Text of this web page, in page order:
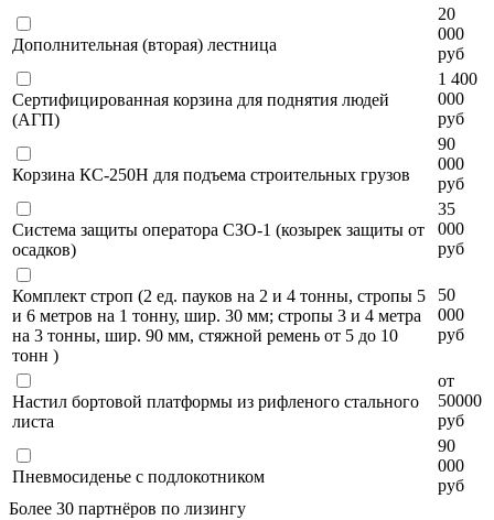
Дополнительная (вторая) лестница
20
000
руб
Сертифицированная корзина для поднятия людей
(АГП)
1 400
000
руб
Корзина КС-250Н для подъема строительных грузов
90
000
руб
Система защиты оператора СЗО-1 (козырек защиты от
осадков)
35
000
руб
Комплект строп (2 ед. пауков на 2 и 4 тонны, стропы 5
и 6 метров на 1 тонну, шир. 30 мм; стропы 3 и 4 метра
на 3 тонны, шир. 90 мм, стяжной ремень от 5 до 10
тонн )
50
000
руб
Настил бортовой платформы из рифленого стального
листа
от
50000
руб
Пневмосиденье с подлокотником
90
000
руб
Более 30 партнёров по лизингу